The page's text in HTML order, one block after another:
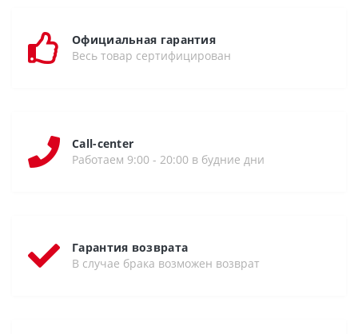
Официальная гарантия
Весь товар сертифицирован
Call-center
Работаем 9:00 - 20:00 в будние дни
Гарантия возврата
В случае брака возможен возврат